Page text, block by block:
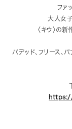
ファ
大人女
〈キウ〉の
パデッド、フリース、